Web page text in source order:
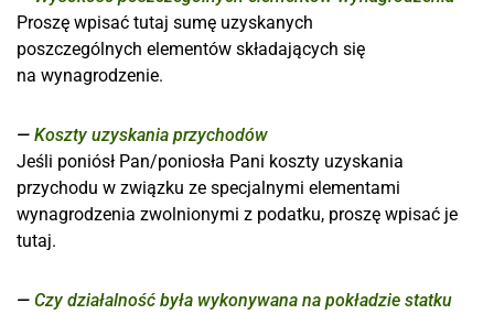
Proszę wpisać tutaj sumę uzyskanych
poszczególnych elementów składających się
na wynagrodzenie.
Koszty uzyskania przychodów
Jeśli poniósł Pan/poniosła Pani koszty uzyskania
przychodu w związku ze specjalnymi elementami
wynagrodzenia zwolnionymi z podatku, proszę wpisać je
tutaj.
Czy działalność była wykonywana na pokładzie statku